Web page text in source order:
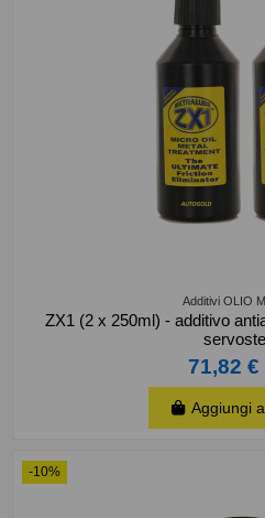
Additivi OLIO
ZX1 (2 x 250ml) - additivo
71,82 €
Aggiungi
-10%